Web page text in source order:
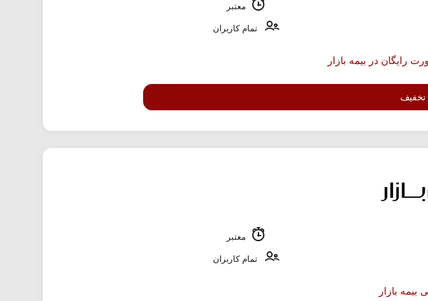
معتبر
تمام کاربران
رایگان در بیمه بازار
تخفیف
معتبر
تمام کاربران
بازار